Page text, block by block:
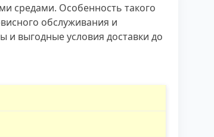
средами. Особенность такого
обслуживания и
выгодные условия доставки до